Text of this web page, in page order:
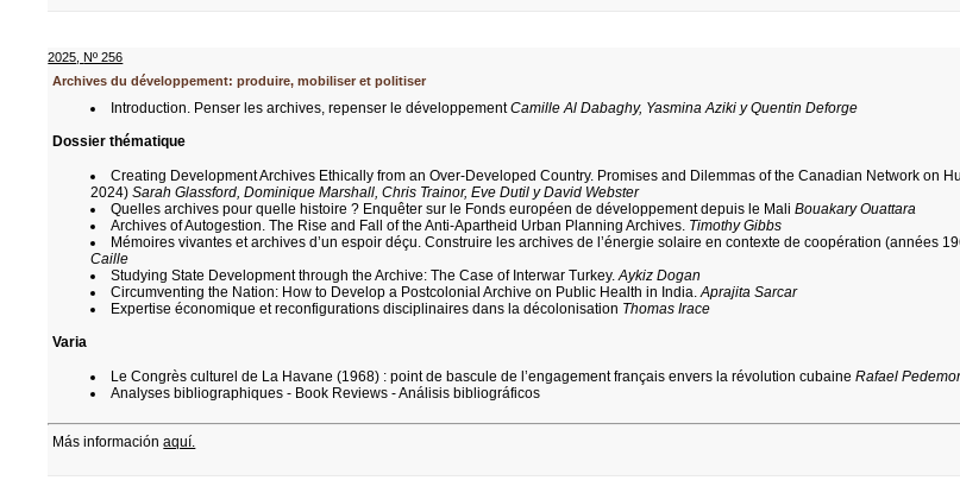
2025 ,Nº 256
Archives du développement: produire, mobiliser et politiser
Introduction. Penser les archives, repenser le développementCamille Al Dabaghy, Yasmina Aziki y Quentin Deforge
Dossier thématique
Creating Development Archives Ethically from an Over-Developed Country. Promises and Dilemmas of the Canadian Network on
2024)Sarah Glassford, Dominique Marshall, Chris Trainor, Eve Dutil y David Webster
Quelles archives pour quelle histoire ? Enquêter sur le Fonds européen de développement depuis le MaliBouakary Ouattara
Archives of Autogestion. The Rise and Fall of the Anti-Apartheid Urban Planning Archives. Timothy Gibbs
Mémoires vivantes et archives d’un espoir déçu. Construire les archives de l’énergie solaire en contexte de coopération (années
Caille
Studying State Development through the Archive: The Case of Interwar Turkey.Aykiz Dogan
Circumventing the Nation: How to Develop a Postcolonial Archive on Public Health in India.Aprajita Sarcar
Expertise économique et reconfigurations disciplinaires dans la décolonisation Thomas Irace
Varia
Le Congrès culturel de La Havane (1968) : point de bascule de l’engagement français envers la révolution cubaineRafael
Analyses bibliographiques - Book Reviews - Análisis bibliográficos
Más informaciónaquí.